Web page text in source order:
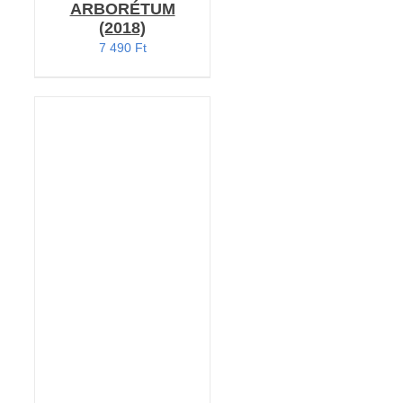
ARBORÉTUM
(2018)
7 490 Ft